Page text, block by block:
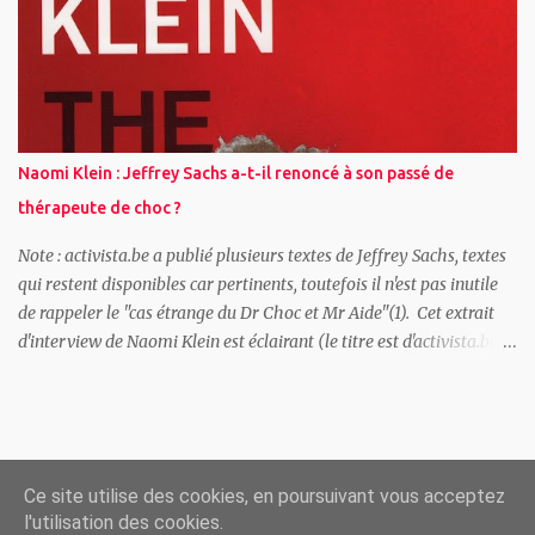
posant la question du cadre légal et du respect des libertés
individuelles, il interroge les conséquences de ces pratiques sur
communications. « On voit bien qu’il y a un secteur qui est
extrêmement sensible, celui des communications chiffrées vis-à-
vis duquel les autorités ont une forme de tolérance dès lors que ce
sont des partenaires réguliers...
Naomi Klein : Jeffrey Sachs a-t-il renoncé à son passé de
thérapeute de choc ?
Note : activista.be a publié plusieurs textes de Jeffrey Sachs, textes
qui restent disponibles car pertinents, toutefois il n'est pas inutile
de rappeler le "cas étrange du Dr Choc et Mr Aide"(1). Cet extrait
d'interview de Naomi Klein est éclairant (le titre est d'activista.be).
des tentatives pour adoucir l'image du néolibéralisme. Jeffrey
Sachs, l'économiste qui a été le pionnier de la thérapie de choc, a
écrit son dernier livre sur La fin de la pauvreté. S'agit-il d'un simple
Ce site utilise des cookies, en poursuivant vous acceptez
l'utilisation des cookies.